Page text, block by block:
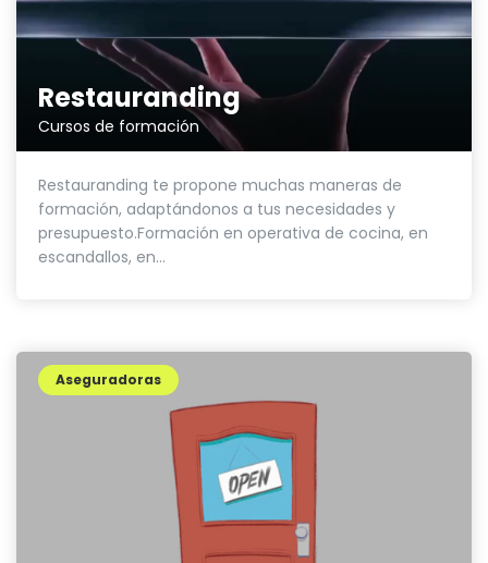
Restauranding
Cursos de formación
Restauranding te propone muchas maneras de
formación, adaptándonos a tus necesidades y
presupuesto.Formación en operativa de cocina, en
escandallos, en...
Aseguradoras